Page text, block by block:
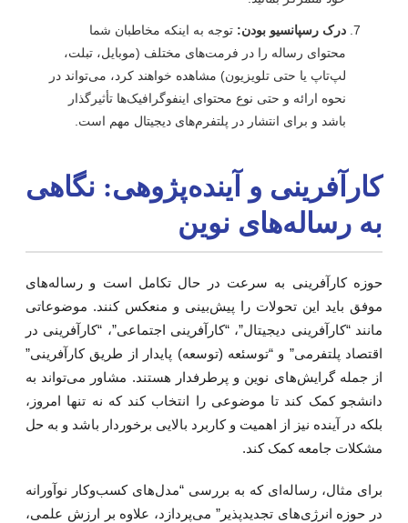
درک رسپانسیو بودن: توجه به اینکه مخاطبان شما
محتوای رساله را در فرمت‌های مختلف (موبایل، تبلت،
لپ‌تاپ یا حتی تلویزیون) مشاهده خواهند کرد، می‌تواند در
نحوه ارائه و حتی نوع محتوای اینفوگرافیک‌ها تأثیرگذار
باشد و برای انتشار در پلتفرم‌های دیجیتال مهم است.
و آینده‌پژوهی: نگاهی
رساله‌های نوین
کارآفرینی به سرعت در حال تکامل است و رساله‌های
باید این تحولات را پیش‌بینی و منعکس کنند. موضوعاتی
“کارآفرینی دیجیتال”، “کارآفرینی اجتماعی”، “کارآفرینی در
پلتفرمی” و “توسئعه (توسعه) پایدار از طریق کارآفرینی”
جمله گرایش‌های نوین و پرطرفدار هستند. مشاور می‌تواند به
کمک کند تا موضوعی را انتخاب کند که نه تنها امروز،
در آینده نیز از اهمیت و کاربرد بالایی برخوردار باشد و به حل
جامعه کمک کند.
مثال، رساله‌ای که به بررسی “مدل‌های کسب‌وکار نوآورانه
حوزه انرژی‌های تجدیدپذیر” می‌پردازد، علاوه بر ارزش علمی،